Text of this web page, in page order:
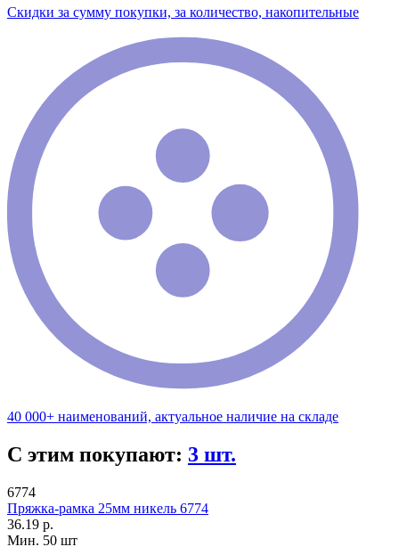
Скидки за сумму покупки, за количество, накопительные
40 000+ наименований, актуальное наличие на складе
С этим покупают: 3 шт.
6774
Пряжка-рамка 25мм никель 6774
36.19 р.
Мин. 50 шт